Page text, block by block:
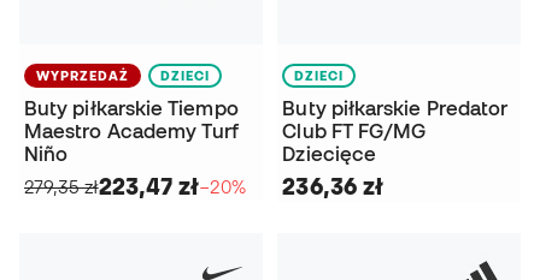
WYPRZEDAŻ DZIECI
Buty piłkarskie Tiempo
Maestro Academy Turf
Niño
279,35 zł223,47 zł−20%
DZIECI
Buty piłkarskie Predator
Club FT FG/MG
Dziecięce
236,36 zł